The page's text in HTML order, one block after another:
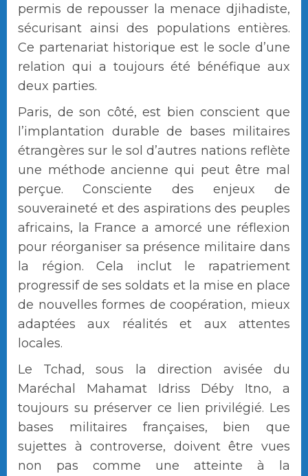
permis de repousser la menace djihadiste,
sécurisant ainsi des populations entières.
Ce partenariat historique est le socle d’une
relation qui a toujours été bénéfique aux
deux parties.
Paris, de son côté, est bien conscient que
l’implantation durable de bases militaires
étrangères sur le sol d’autres nations reflète
une méthode ancienne qui peut être mal
perçue. Consciente des enjeux de
souveraineté et des aspirations des peuples
africains, la France a amorcé une réflexion
pour réorganiser sa présence militaire dans
la région. Cela inclut le rapatriement
progressif de ses soldats et la mise en place
de nouvelles formes de coopération, mieux
adaptées aux réalités et aux attentes
locales.
Le Tchad, sous la direction avisée du
Maréchal Mahamat Idriss Déby Itno, a
toujours su préserver ce lien privilégié. Les
bases militaires françaises, bien que
sujettes à controverse, doivent être vues
non pas comme une atteinte à la